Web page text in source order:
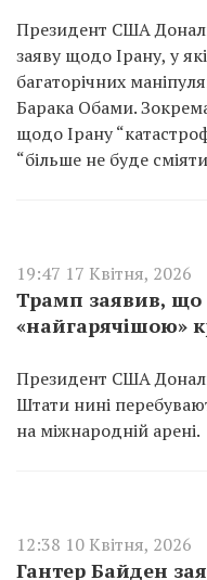
Президент США
заяву щодо Ірану, у
багаторічних
Барака Обами.
щодо Ірану
“більше не буде
19:47 17 Квітня, 2026
Трамп заявив,
«найгарячішою»
Президент США
Штати нині
на міжнародній арені.
12:38 10 Квітня, 2026
Гантер Байден